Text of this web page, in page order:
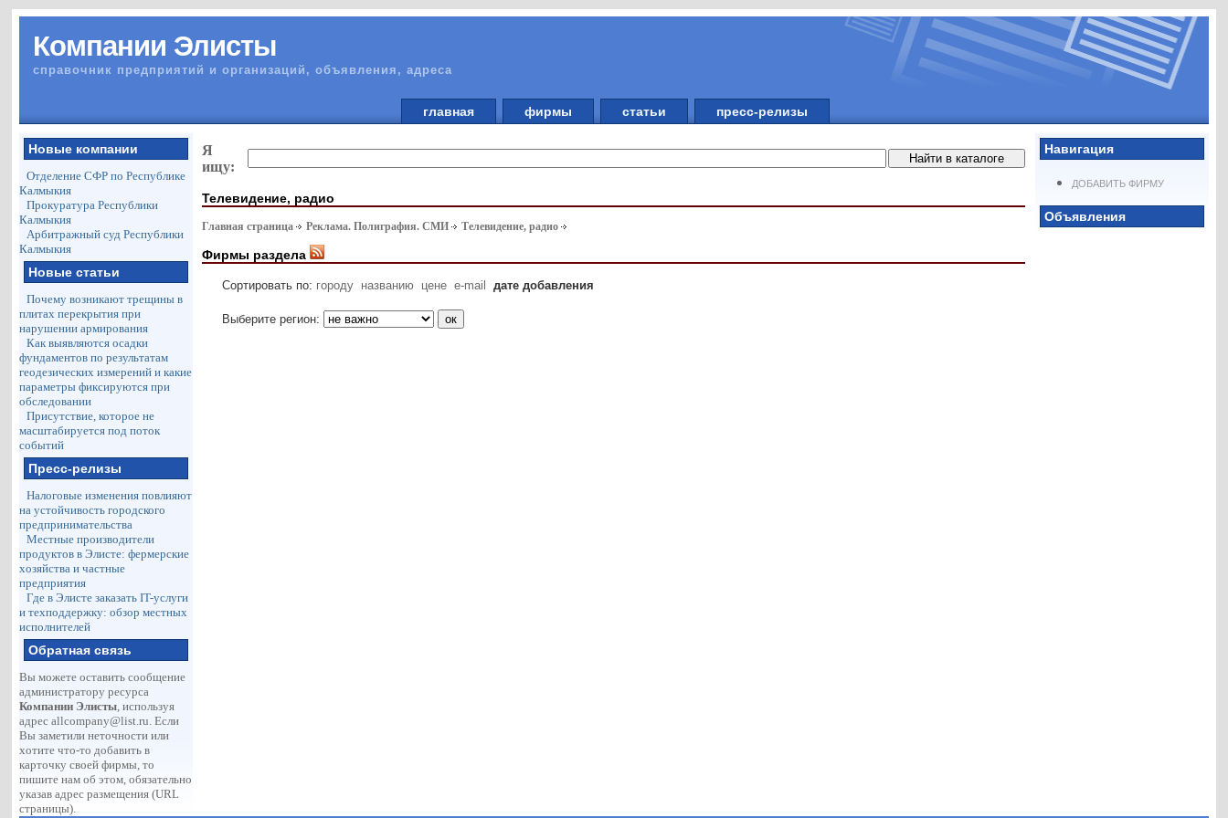
Компании Элисты
справочник предприятий и организаций, объявления, адреса
главная фирмы статьи пресс-релизы
Новые компании
Отделение СФР по Республике
Калмыкия
Прокуратура Республики
Калмыкия
Арбитражный суд Республики
Калмыкия
Новые статьи
Почему возникают трещины в
плитах перекрытия при
нарушении армирования
Как выявляются осадки
фундаментов по результатам
геодезических измерений и какие
параметры фиксируются при
обследовании
Присутствие, которое не
масштабируется под поток
событий
Пресс-релизы
Налоговые изменения повлияют
на устойчивость городского
предпринимательства
Местные производители
продуктов в Элисте: фермерские
хозяйства и частные
предприятия
Где в Элисте заказать IT-услуги
и техподдержку: обзор местных
исполнителей
Обратная связь
Вы можете оставить сообщение
администратору ресурса
Компании Элисты, используя
адресallcompany@list.ru. Если
Вы заметили неточности или
хотите что-то добавить в
карточку своей фирмы, то
пишите нам об этом, обязательно
указав адрес размещения (URL
страницы).
Навигация
ДОБАВИТЬ ФИРМУ
Объявления
Я
ищу:
Телевидение, радио
Главная страница Реклама. Полиграфия. СМИ Телевидение, радио
Фирмы раздела
Сортировать по: городу названию цене e-mail дате добавления
Выберите регион: